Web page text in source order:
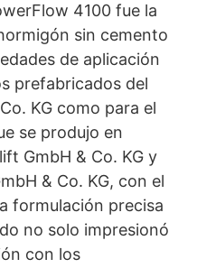
4100 fue la
sin cemento
de aplicación
prefabricados del
KG como para el
se produjo en
GmbH & Co. KG y
& Co. KG, con el
formulación precisa
no solo impresionó
con los